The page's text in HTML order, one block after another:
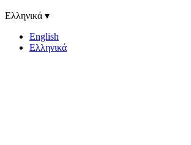
Ελληνικά ▾
English
Ελληνικά